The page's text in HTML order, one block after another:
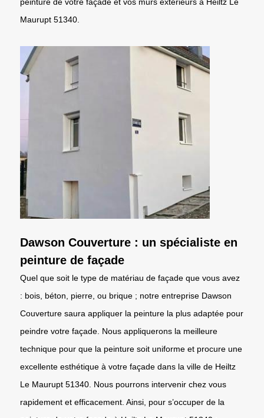
Maurupt 51340.
Dawson Couverture : un spécialiste en
peinture de façade
Quel que soit le type de matériau de façade que vous avez
: bois, béton, pierre, ou brique ; notre entreprise Dawson
Couverture saura appliquer la peinture la plus adaptée pour
peindre votre façade. Nous appliquerons la meilleure
technique pour que la peinture soit uniforme et procure une
excellente esthétique à votre façade dans la ville de Heiltz
Le Maurupt 51340. Nous pourrons intervenir chez vous
rapidement et efficacement. Ainsi, pour s’occuper de la